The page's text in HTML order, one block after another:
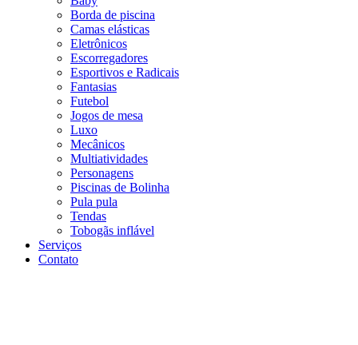
Borda de piscina
Camas elásticas
Eletrônicos
Escorregadores
Esportivos e Radicais
Fantasias
Futebol
Jogos de mesa
Luxo
Mecânicos
Multiatividades
Personagens
Piscinas de Bolinha
Pula pula
Tendas
Tobogãs inflável
Serviços
Contato